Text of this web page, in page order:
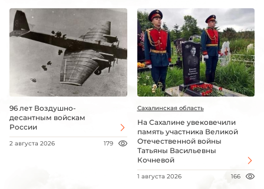
96 лет Воздушно-
десантным войскам
России
2 августа 2026 179
Сахалинская область
На Сахалине увековечили
память участника Великой
Отечественной войны
Татьяны Васильевны
Кочневой
1 августа 2026 166